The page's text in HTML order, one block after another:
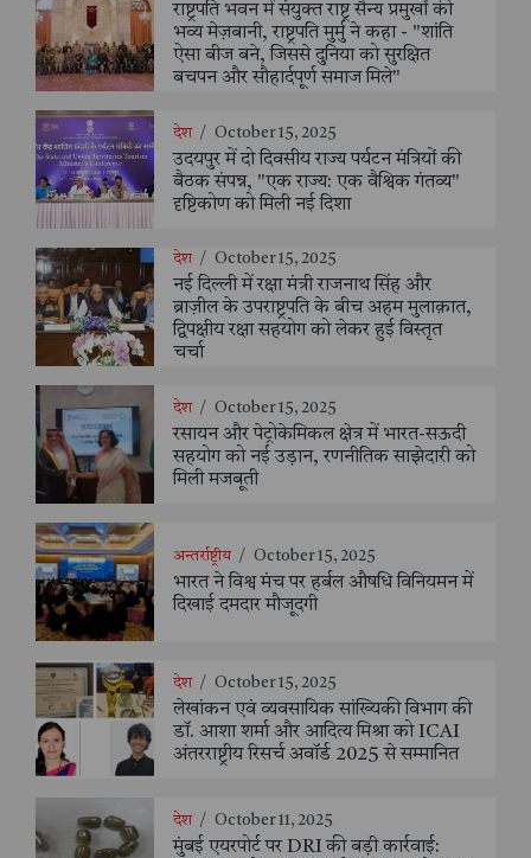
राष्ट्रपति भवन में संयुक्त राष्ट्र सैन्य प्रमुखों की
भव्य मेज़बानी, राष्ट्रपति मुर्मु ने कहा - "शांति
ऐसा बीज बने, जिससे दुनिया को सुरक्षित
बचपन और सौहार्दपूर्ण समाज मिले"
देश / October 15, 2025
उदयपुर में दो दिवसीय राज्य पर्यटन मंत्रियों की
बैठक संपन्न, "एक राज्य: एक वैश्विक गंतव्य"
दृष्टिकोण को मिली नई दिशा
देश / October 15, 2025
नई दिल्ली में रक्षा मंत्री राजनाथ सिंह और
ब्राज़ील के उपराष्ट्रपति के बीच अहम मुलाक़ात,
द्विपक्षीय रक्षा सहयोग को लेकर हुई विस्तृत
चर्चा
देश / October 15, 2025
रसायन और पेट्रोकेमिकल क्षेत्र में भारत-सऊदी
सहयोग को नई उड़ान, रणनीतिक साझेदारी को
मिली मजबूती
अन्तर्राष्ट्रीय / October 15, 2025
भारत ने विश्व मंच पर हर्बल औषधि विनियमन में
दिखाई दमदार मौजूदगी
देश / October 15, 2025
लेखांकन एवं व्यवसायिक सांख्यिकी विभाग की
डॉ. आशा शर्मा और आदित्य मिश्रा को ICAI
अंतरराष्ट्रीय रिसर्च अवॉर्ड 2025 से सम्मानित
देश / October 11, 2025
मुंबई एयरपोर्ट पर DRI की बड़ी कार्रवाई: